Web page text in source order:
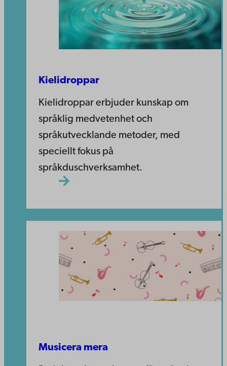
Kielidroppar
Kielidroppar erbjuder kunskap om
språklig medvetenhet och
språkutvecklande metoder, med
speciellt fokus på
språkduschverksamhet.
Musicera mera